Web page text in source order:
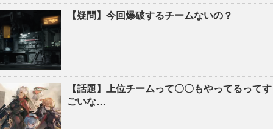
【疑問】今回爆破するチームないの？
【話題】上位チームって〇〇もやってるってす
ごいな…